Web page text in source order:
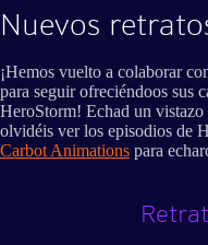
Nuevos
¡Hemos vuelto a colaborar
para seguir ofreciéndoos sus
HeroStorm! Echad un
olvidéis ver los episodios de
Carbot Animations para